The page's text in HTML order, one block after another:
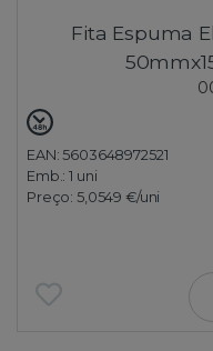
Fita Espuma
EAN: 5603648972521
Emb.:1 uni
Preço: 5,0549 €/uni